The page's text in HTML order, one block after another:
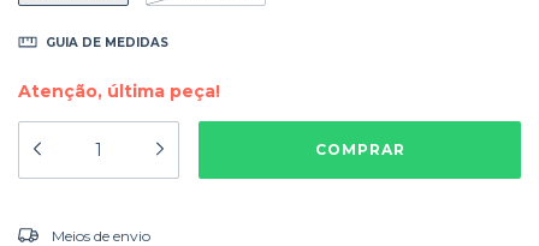
GUIA DE MEDIDAS
Atenção, última peça!
Entregas para o CEP:
Meios de envio